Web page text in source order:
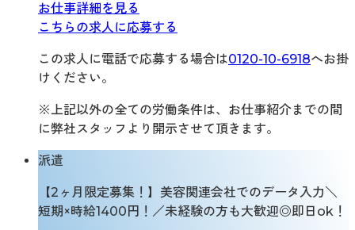
お仕事詳細を見る
こちらの求人に応募する
この求人に電話で応募する場合は0120-10-6918へお掛
けください。
※上記以外の全ての労働条件は、お仕事紹介までの間
に弊社スタッフより開示させて頂きます。
派遣
【2ヶ月限定募集！】美容関連会社でのデータ入力＼
短期×時給1400円！／未経験の方も大歓迎◎即日ok！